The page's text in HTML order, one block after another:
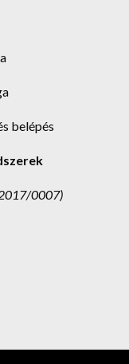
belépés
2017/0007)